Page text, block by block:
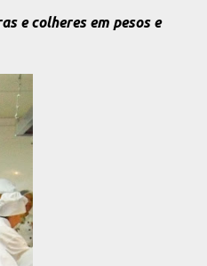
e colheres em pesos e